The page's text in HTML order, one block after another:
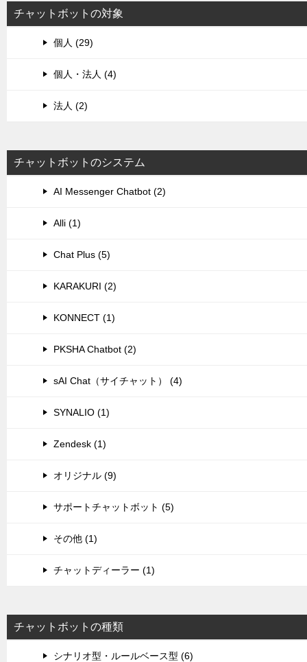
チャットボットの対象
個人 (29)
個人・法人 (4)
法人 (2)
チャットボットのシステム
AI Messenger Chatbot (2)
Alli (1)
Chat Plus (5)
KARAKURI (2)
KONNECT (1)
PKSHA Chatbot (2)
sAI Chat（サイチャット） (4)
SYNALIO (1)
Zendesk (1)
オリジナル (9)
サポートチャットボット (5)
その他 (1)
チャットディーラー (1)
チャットボットの種類
シナリオ型・ルールベース型 (6)